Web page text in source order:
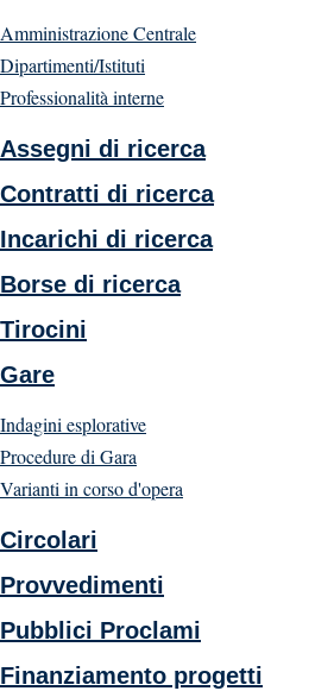
Amministrazione Centrale
Dipartimenti/Istituti
Professionalità interne
Assegni di ricerca
Contratti di ricerca
Incarichi di ricerca
Borse di ricerca
Tirocini
Gare
Indagini esplorative
Procedure di Gara
Varianti in corso d'opera
Circolari
Provvedimenti
Pubblici Proclami
Finanziamento progetti